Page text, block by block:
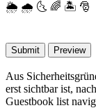
🌦 🌧 🌜 🌈 🏝 🎅
Aus
erst sichtbar ist,
Guestbook list